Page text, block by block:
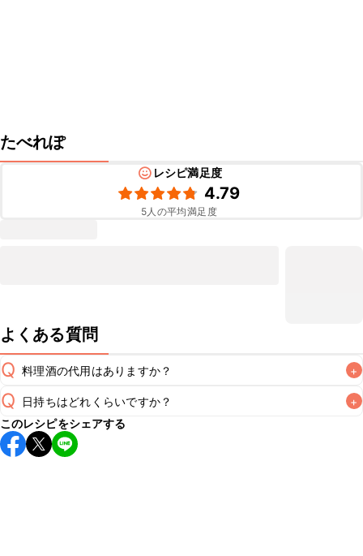
たべれぽ
レシピ満足度
4.79
5人の平均満足度
よくある質問
Q 料理酒の代用はありますか？ +
A
Q 日持ちはどれくらいですか？ +
保存期間は冷蔵で翌日中が目安です。なるべくお早めにお召
し上がりください。
このレシピをシェアする